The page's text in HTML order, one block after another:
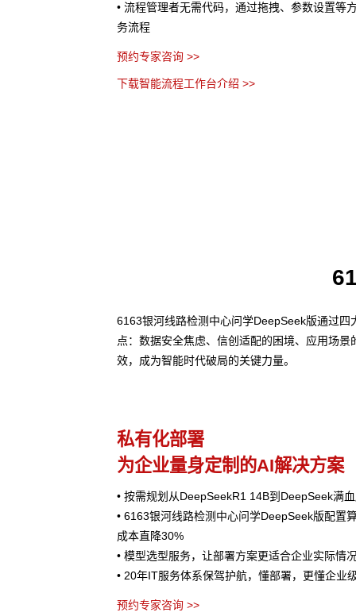
• 流程管理者无需代码，通过拖拽、参数设置等
务流程
预约专家咨询 >>
下载智能流程工作台介绍 >>
6163银河线路检测中心问学DeepSeek版通过
点：数据安全焦虑、信创适配的困境、应用场
效，成为智能时代破局的关键力量。
私有化部署
为企业量身定制的AI解决方案
• 按需规划从DeepSeekR1 14B到DeepSeek满
• 6163银河线路检测中心问学DeepSeek版配置
成本直降30%
• 模型选型服务，让部署方案更适合企业实际情
• 20年IT服务体系保驾护航，懂部署，更懂企业
预约专家咨询 >>